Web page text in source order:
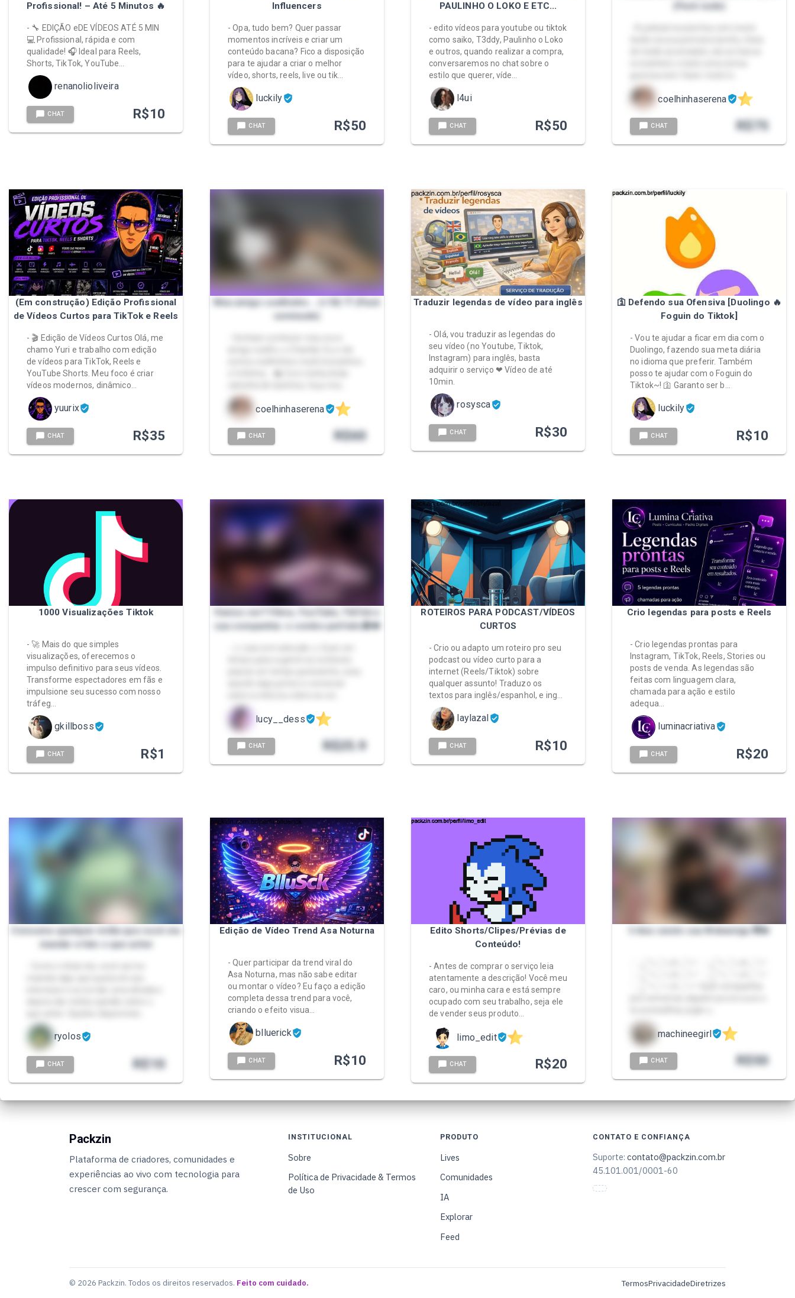
Profissional! – Até 5 Minutos 🔥
- 🔧 EDIÇÃO eDE VÍDEOS ATÉ 5 MIN
💻 Profissional, rápida e com
qualidade! 🎧 Ideal para Reels,
Shorts, TikTok, YouTube…
renanolioliveira
CHAT R$10
Influencers
- Opa, tudo bem? Quer passar
momentos incríveis e criar um
conteúdo bacana? Fico a disposição
para te ajudar a criar o melhor
vídeo, shorts, reels, live ou tik…
luckily
CHAT R$50
PAULINHO O LOKO E ETC...
- edito vídeos para youtube ou tiktok
como saiko, T3ddy, Paulinho o Loko
e outros, quando realizar a compra,
conversaremos no chat sobre o
estilo que querer, víde…
l4ui
CHAT R$50
(Pack nude)
coelhinhaserena
CHAT R$ 75
(Em construção) Edição Profissional
de Vídeos Curtos para TikTok e Reels
- 🎬 Edição de Vídeos Curtos Olá, me
chamo Yuri e trabalho com edição
de vídeos para TikTok, Reels e
YouTube Shorts. Meu foco é criar
vídeos modernos, dinâmico…
yuurix
CHAT R$35
Meu amigo coelhinho... (+18) 🤍 (Pack
seminude)
coelhinhaserena
CHAT R$60
Traduzir legendas de vídeo para inglês
- Olá, vou traduzir as legendas do
seu vídeo (no Youtube, Tiktok,
Instagram) para inglês, basta
adquirir o serviço ❤ Vídeo de até
10min.
rosysca
CHAT R$30
🛐 Defendo sua Ofensiva [Duolingo 🔥
Foguin do Tiktok]
- Vou te ajudar a ficar em dia com o
Duolingo, fazendo sua meta diária
no idioma que preferir. Também
posso te ajudar com o Foguin do
Tiktok~! 🛐 Garanto ser b…
luckily
CHAT R$10
1000 Visualizações Tiktok
- 🚀 Mais do que simples
visualizações, oferecemos o
impulso definitivo para seus vídeos.
Transforme espectadores em fãs e
impulsione seu sucesso com nosso
tráfeg…
gkillboss
CHAT R$1
Vamos ver? Filme, YouTube, TikTok e
sua companhia: o combo perfeito🍿❤️
lucy__dess
CHAT R$25.9
ROTEIROS PARA PODCAST/VÍDEOS
CURTOS
- Crio ou adapto um roteiro pro seu
podcast ou vídeo curto para a
internet (Reels/Tiktok) sobre
qualquer assunto! Traduzo os
textos para inglês/espanhol, e ing…
laylazal
CHAT R$10
Crio legendas para posts e Reels
- Crio legendas prontas para
Instagram, TikTok, Reels, Stories ou
posts de venda. As legendas são
feitas com linguagem clara,
chamada para ação e estilo
adequa…
luminacriativa
CHAT R$20
Consumo qualquer mídia que você me
mandar e falo o que achei
ryolos
CHAT R$10
Edição de Vídeo Trend Asa Noturna
- Quer participar da trend viral do
Asa Noturna, mas não sabe editar
ou montar o vídeo? Eu faço a edição
completa dessa trend para você,
criando o efeito visua…
blluerick
CHAT R$10
Edito Shorts/Clipes/Prévias de
Conteúdo!
- Antes de comprar o serviço leia
atentamente a descrição! Você meu
caro, ou minha cara e está sempre
ocupado com seu trabalho, seja ele
de vender seus produto…
limo_edit
CHAT R$20
3 dias sendo sua Webamiga 🧸💫
machineegirl
CHAT R$50
Packzin
Plataforma de criadores, comunidades e
experiências ao vivo com tecnologia para
crescer com segurança.
INSTITUCIONAL
Sobre
Política de Privacidade & Termos
de Uso
PRODUTO
Lives
Comunidades
IA
Explorar
Feed
CONTATO E CONFIANÇA
Suporte: contato@packzin.com.br
45.101.001/0001-60
© 2026 Packzin. Todos os direitos reservados. Feito com cuidado. TermosPrivacidadeDiretrizes